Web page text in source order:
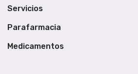
Servicios
Parafarmacia
Medicamentos